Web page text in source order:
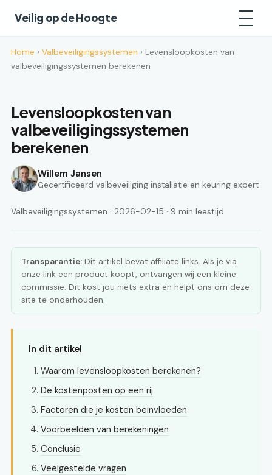
Veilig op de Hoogte
Home › Valbeveiligingssystemen › Levensloopkosten van
valbeveiligingssystemen berekenen
Levensloopkosten van
valbeveiligingssystemen
berekenen
Willem Jansen
Gecertificeerd valbeveiliging installatie en keuring expert
Valbeveiligingssystemen · 2026-02-15 · 9 min leestijd
Transparantie: Dit artikel bevat affiliate links. Als je via
onze link een product koopt, ontvangen wij een kleine
commissie. Dit kost jou niets extra en helpt ons om deze
site te onderhouden.
In dit artikel
Waarom levensloopkosten berekenen?
De kostenposten op een rij
Factoren die je kosten beïnvloeden
Voorbeelden van berekeningen
Conclusie
Veelgestelde vragen